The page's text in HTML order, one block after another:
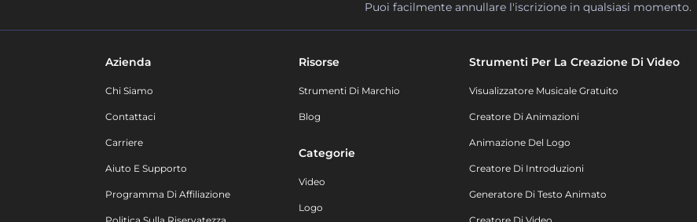
Puoi facilmente annullare l'iscrizione in qualsiasi momento.
Azienda
Chi Siamo
Contattaci
Carriere
Aiuto E Supporto
Programma Di Affiliazione
Risorse
Strumenti Di Marchio
Blog
Categorie
Video
Logo
Strumenti Per La Creazione Di Video
Visualizzatore Musicale Gratuito
Creatore Di Animazioni
Animazione Del Logo
Creatore Di Introduzioni
Generatore Di Testo Animato